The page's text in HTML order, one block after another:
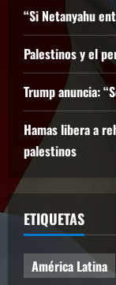
“Si Netanyahu
Palestinos y el
Trump anuncia:
Hamas libera a
palestinos
ETIQUETAS
América Latina